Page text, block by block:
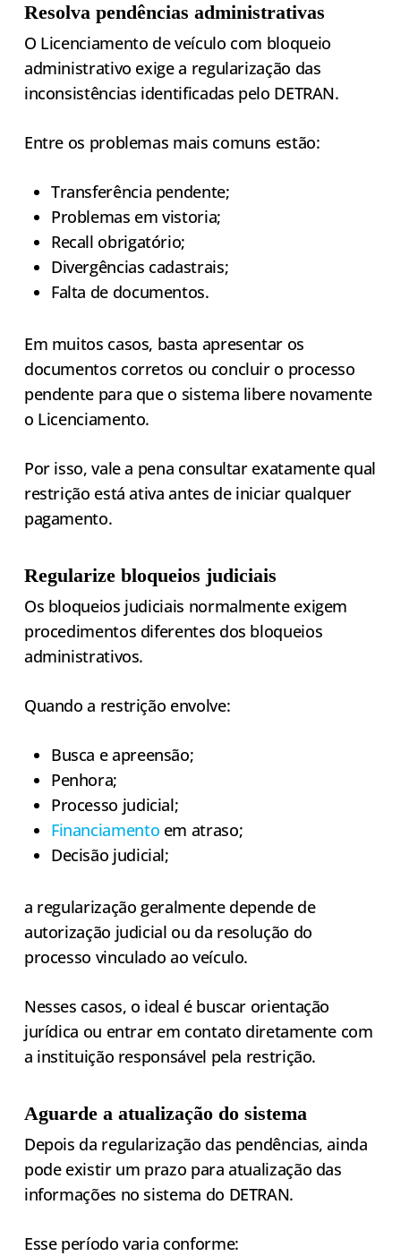
Resolva pendências administrativas
O Licenciamento de veículo com bloqueio
administrativo exige a regularização das
inconsistências identificadas pelo DETRAN.
Entre os problemas mais comuns estão:
Transferência pendente;
Problemas em vistoria;
Recall obrigatório;
Divergências cadastrais;
Falta de documentos.
Em muitos casos, basta apresentar os
documentos corretos ou concluir o processo
pendente para que o sistema libere novamente
o Licenciamento.
Por isso, vale a pena consultar exatamente qual
restrição está ativa antes de iniciar qualquer
pagamento.
Regularize bloqueios judiciais
Os bloqueios judiciais normalmente exigem
procedimentos diferentes dos bloqueios
administrativos.
Quando a restrição envolve:
Busca e apreensão;
Penhora;
Processo judicial;
Financiamento em atraso;
Decisão judicial;
a regularização geralmente depende de
autorização judicial ou da resolução do
processo vinculado ao veículo.
Nesses casos, o ideal é buscar orientação
jurídica ou entrar em contato diretamente com
a instituição responsável pela restrição.
Aguarde a atualização do sistema
Depois da regularização das pendências, ainda
pode existir um prazo para atualização das
informações no sistema do DETRAN.
Esse período varia conforme: